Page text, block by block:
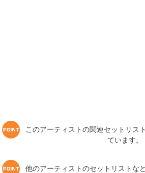
このアーティストの関連セットリス
ています。
他のアーティストのセットリストな